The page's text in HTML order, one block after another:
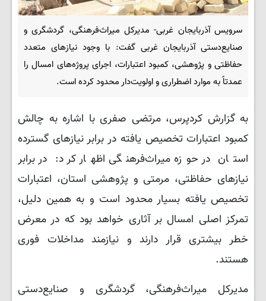
سرویس آذربایجان غربی- مدیرکل میراث‌فرهنگی، گردشگری و
صنایع‌دستی آذربایجان غربی گفت: با وجود نیازهای متعدد
حفاظتی و پژوهشی، کمبود اعتبارات، اجرای پروژه‌های امسال را
عمدتاً به موارد اضطراری و اولویت‌دار محدود کرده است.
به گزارش کردپرس، مرتضی صفری با اشاره به چالش
کمبود اعتبارات تخصیص‌ یافته در برابر نیازهای گسترده
استان در حوزه میراث‌فرهنگی اظهار کرد: در برابر
نیازهای حفاظتی، مرمتی و پژوهشی استان، اعتبارات
تخصیص‌ یافته بسیار محدود است و به همین دلیل،
تمرکز اصلی امسال بر آثاری خواهد بود که در معرض
خطر بیشتری قرار دارند و نیازمند مداخلات فوری
هستند.
مدیرکل میراث‌فرهنگی، گردشگری و صنایع‌دستی